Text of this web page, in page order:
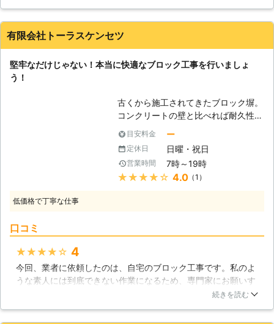
プロにブロック工事をご依頼の際に
入りな打ち合わせによるトラブルのな
ります。 当社はお客様としっかり向
き合いサービスを提供し、適切なアド
バイスができる業者ですので、ご要望
などがありましたら柔軟に対応しま
す。 ブロック工事のことで何かあり
ましたら、お気軽にご相談ください。
大阪優樹工業はブロック工事以外にも
軽に当店までご連絡ください。
ブロックの花壇が欲しいというご希望
にも対応させて頂きます。お客様から
直接「こんな風にしたい」という願い
もって施工させて頂くというスタイル
で対応させて頂きます。お見積り無料
す。 【庭を楽しむためにも】 ご家庭
によってお庭はそれぞれ違いますが、
共通して癒しや落ち着きを与えてくれ
る存在です。お庭にこだわりをお持ち
の方もいらっしゃるでしょう。です
が、室内から庭以外の街並みや無機質
な車が見えてしまえば折角のお庭も勿
ることで、室内から開放的に庭を見通
視線も遮りプライバシーを保護してく
れるので安心して自分のお庭を楽しむ
ことが出来るでしょう。ガーデニング
ています。ご近所さんにも一軒一軒挨拶してくれましたし、何
も言う事はありませんね。何かあった時はまたお願いするかも
大阪府
有限会社トーラスケンセツ
堅牢なだけじゃない！本当に快適なブロック工事を行いましょ
う！
古くから施工されてきたブロック塀。
コンクリートの壁と比べれば耐久性は
低いですが、それでも耐用年数は30
年にも達し、化粧ブロックを使用すれ
ばデザイン性を向上させることも可能
です。防犯に防風にと多くの役割を果
たすブロック塀ですが、ただ施工すれ
共に努力させていただきます！ 【多
種多様なブロック】 前述の「化粧ブ
ロック」のように、ブロックと言って
もその種類は多種多様です。まず化粧
ブロックとは、ブロックの表面に凹凸
目安料金 ー
定休日 日曜・祝日
営業時間 7時～19時
★★★★★ 4.0（1）
低価格で丁寧な仕事
口コミ
★★★★★ 4
今回、業者に依頼したのは、自宅のブロック工事です。私のよ
うな素人には到底できない作業になるため、専門家にお願いす
ることにしたのです。年金生活の私にとっては、その費用を捻
続きを読む